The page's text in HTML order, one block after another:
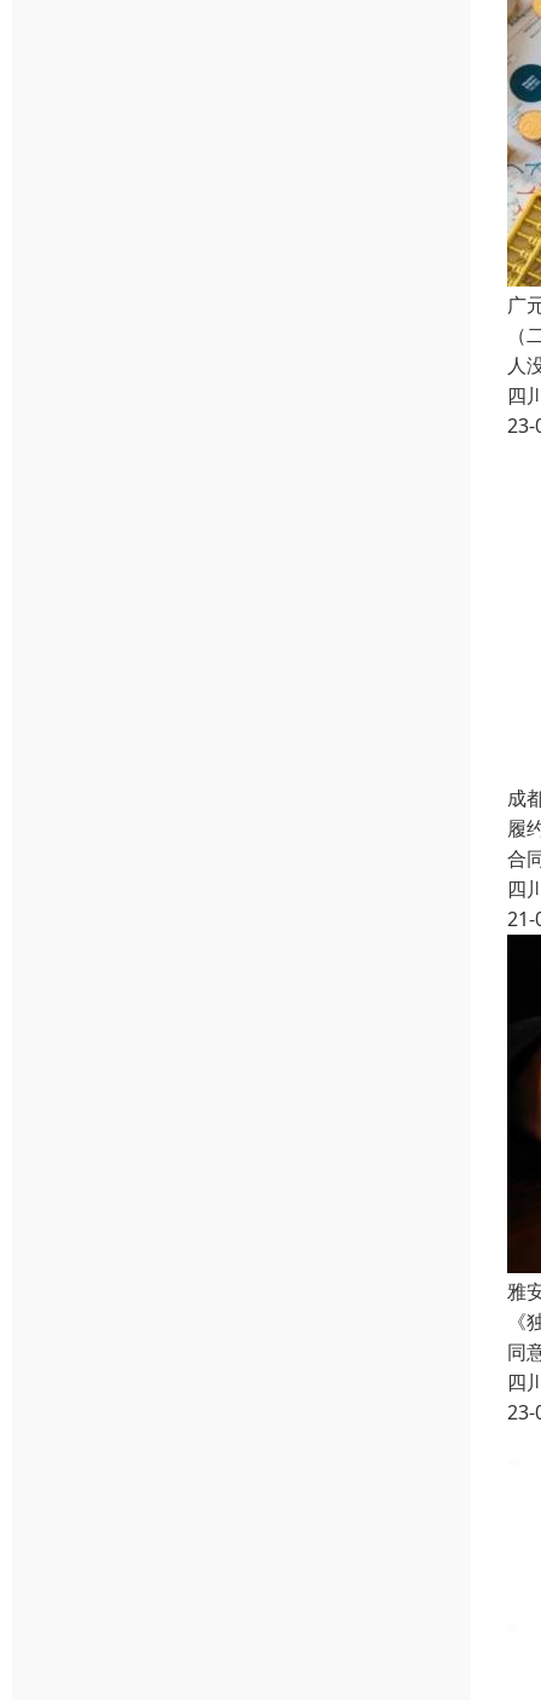
广
人
四
23-
成
履
合
四
21-
雅
同
四
23-